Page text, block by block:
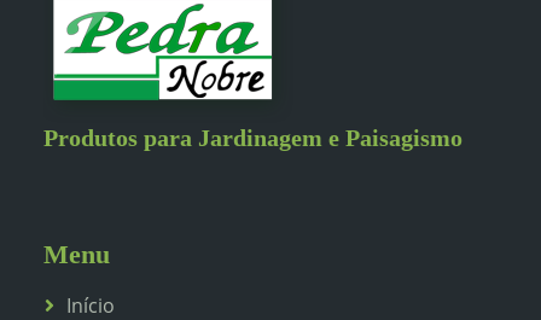
Produtos para Jardinagem e Paisagismo
Menu
Início